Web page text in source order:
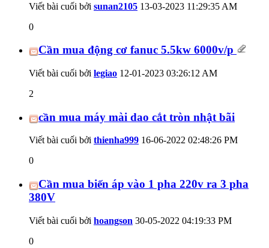
Viết bài cuối bởi sunan2105 13-03-2023 11:29:35 AM
0
Cần mua động cơ fanuc 5.5kw 6000v/p
Viết bài cuối bởi legiao 12-01-2023 03:26:12 AM
2
cần mua máy mài dao cắt tròn nhật bãi
Viết bài cuối bởi thienha999 16-06-2022 02:48:26 PM
0
Cần mua biến áp vào 1 pha 220v ra 3 pha
380V
Viết bài cuối bởi hoangson 30-05-2022 04:19:33 PM
0